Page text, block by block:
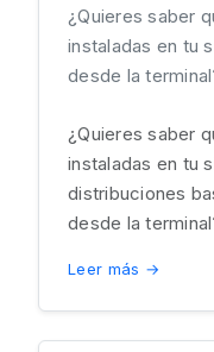
¿Quieres saber
instaladas en tu
desde la
¿Quieres saber
instaladas en tu
distribuciones
desde la
Leer más →